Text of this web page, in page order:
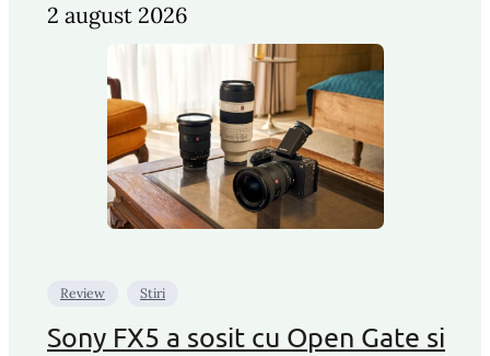
2 august 2026
Review Stiri
Sony FX5 a sosit cu Open Gate si